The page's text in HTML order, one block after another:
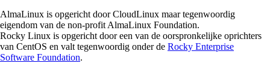
AlmaLinux is opgericht door CloudLinux maar tegenwoordig
eigendom van de non-profit AlmaLinux Foundation.
Rocky Linux is opgericht door een van de oorspronkelijke oprichters
van CentOS en valt tegenwoordig onder de Rocky Enterprise
Software Foundation.